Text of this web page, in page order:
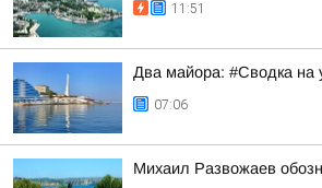
11:51
Два майора: #Сводка на
07:06
Михаил Развожаев